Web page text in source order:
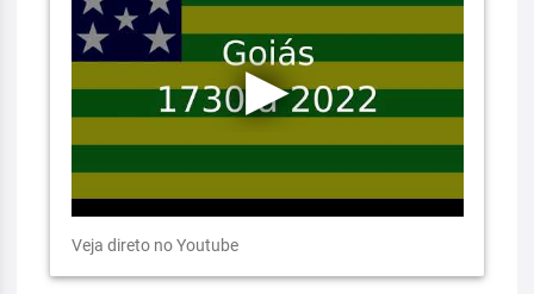
Veja direto no Youtube